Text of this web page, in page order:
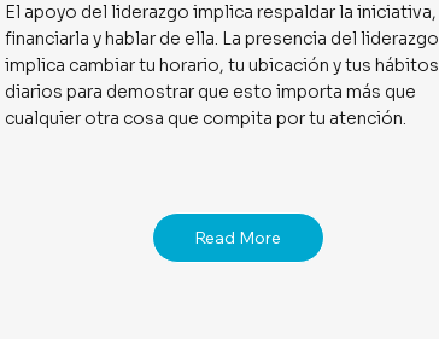
El apoyo del liderazgo implica respaldar la iniciativa,
financiarla y hablar de ella. La presencia del liderazgo
implica cambiar tu horario, tu ubicación y tus hábitos
diarios para demostrar que esto importa más que
cualquier otra cosa que compita por tu atención.
Read More